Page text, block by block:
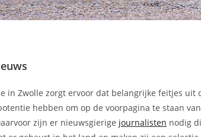
in Zwolle zorgt ervoor dat belangrijke feitjes
hebben om op de voorpagina te staan
zijn er nieuwsgierige journalisten nodig